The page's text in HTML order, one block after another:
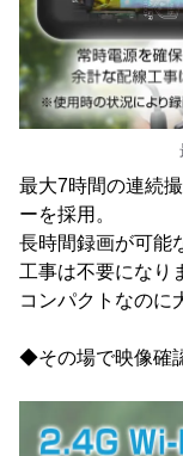
最大7時間の連続
ーを採用。
長時間録画が可能
工事は不要になり
コンパクトなのに
◆その場で映像確